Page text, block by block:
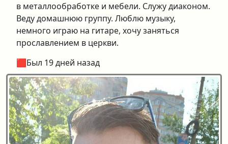
в металлообработке и мебели. Служу диаконом.
Веду домашнюю группу. Люблю музыку,
немного играю на гитаре, хочу заняться
прославлением в церкви.
🟥Был 19 дней назад